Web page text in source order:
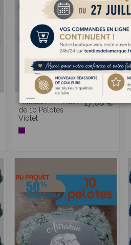
Astrakan 12 - Pack
de 10 Pelotes
Violet
17,00 €